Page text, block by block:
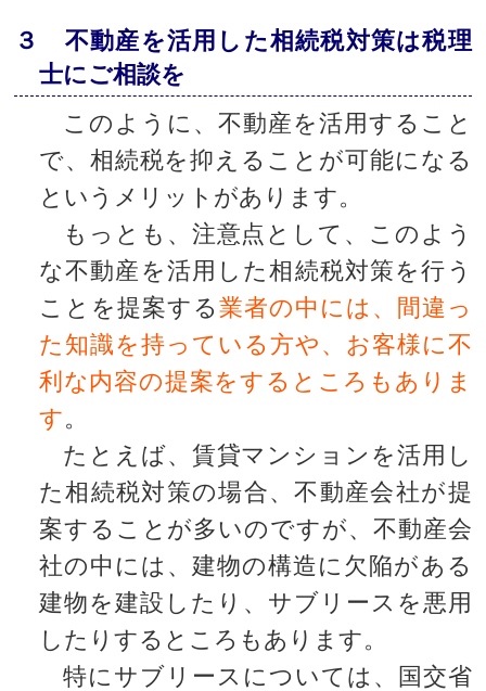
３ 不動産を活用した相続税対策は税理
士にご相談を
このように、不動産を活用すること
で、相続税を抑えることが可能になる
というメリットがあります。
もっとも、注意点として、このよう
な不動産を活用した相続税対策を行う
ことを提案する業者の中には、間違っ
た知識を持っている方や、お客様に不
利な内容の提案をするところもありま
す。
たとえば、賃貸マンションを活用し
た相続税対策の場合、不動産会社が提
案することが多いのですが、不動産会
社の中には、建物の構造に欠陥がある
建物を建設したり、サブリースを悪用
したりするところもあります。
特にサブリースについては、国交省